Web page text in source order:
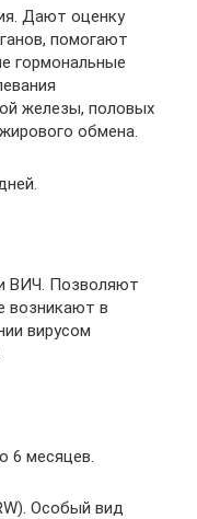
Дают оценку
помогают
гормональные
железы, половых
обмена.
ВИЧ. Позволяют
возникают в
вирусом
6 месяцев.
Особый вид